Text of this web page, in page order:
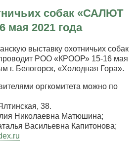
собак «САЛЮТ
мая 2021 года
выставку охотничьих собак
РОО «КРООР» 15-16 мая
г. Белогорск, «Холодная Гора».
оргкомитета можно по
38.
Николаевна Матюшина;
Васильевна Капитонова;